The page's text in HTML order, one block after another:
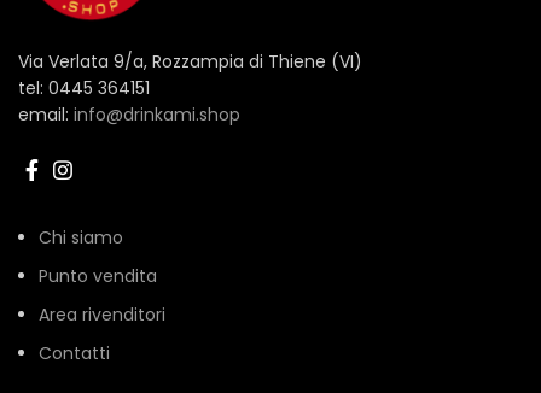
Via Verlata 9/a, Rozzampia di Thiene (VI)
tel: 0445 364151
email: info@drinkami.shop
Chi siamo
Punto vendita
Area rivenditori
Contatti